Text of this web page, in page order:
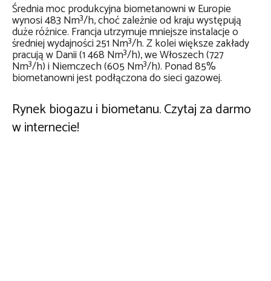
Średnia moc produkcyjna biometanowni w Europie
wynosi 483 Nm³/h, choć zależnie od kraju występują
duże różnice. Francja utrzymuje mniejsze instalacje o
średniej wydajności 251 Nm³/h. Z kolei większe zakłady
pracują w Danii (1 468 Nm³/h), we Włoszech (727
Nm³/h) i Niemczech (605 Nm³/h). Ponad 85%
biometanowni jest podłączona do sieci gazowej.
Rynek biogazu i biometanu. Czytaj za darmo
w internecie!